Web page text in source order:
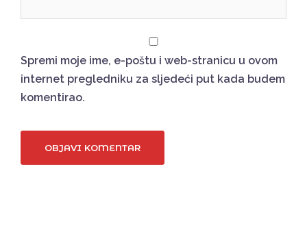
Spremi moje ime, e-poštu i web-stranicu u ovom
internet pregledniku za sljedeći put kada budem
komentirao.